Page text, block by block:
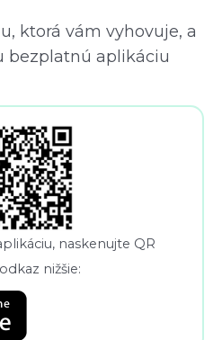
ktorá vám vyhovuje, a
bezplatnú aplikáciu
naskenujte QR
nižšie: